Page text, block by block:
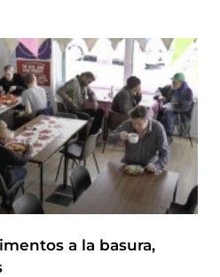
a la basura,